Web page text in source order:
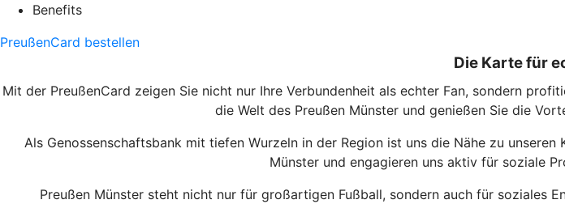
Benefits
PreußenCard bestellen
Die Karte für
Mit der PreußenCard zeigen Sie nicht nur Ihre Verbundenheit als echter Fan, sondern
die Welt des Preußen Münster und genießen Sie die
Als Genossenschaftsbank mit tiefen Wurzeln in der Region ist uns die Nähe zu
Münster und engagieren uns aktiv für soziale
Preußen Münster steht nicht nur für großartigen Fußball, sondern auch für soziales